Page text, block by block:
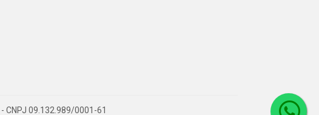
CNPJ 09.132.989/0001-61